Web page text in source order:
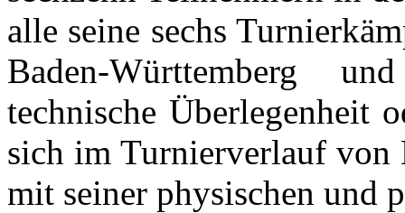
alle seine sechs
Baden-Württemberg
technische Überlegenheit
sich im Turnierverlauf von
mit seiner physischen und